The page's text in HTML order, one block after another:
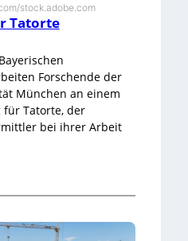
stock.adobe.com
Tatorte
Forschende der
München an einem
Tatorte, der
bei ihrer Arbeit